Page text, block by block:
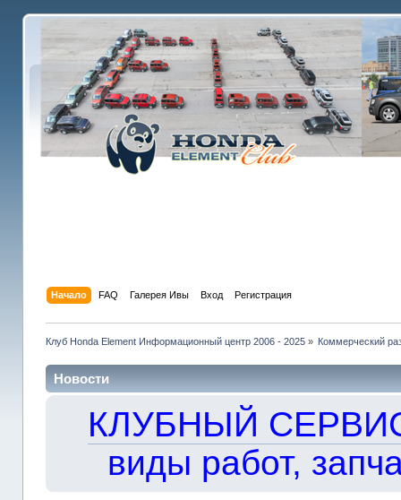
Начало FAQ Галерея Ивы Вход Регистрация
Клуб Honda Element Информационный центр 2006 - 2025» Коммерческий
Новости
КЛУБНЫЙ
виды работ,